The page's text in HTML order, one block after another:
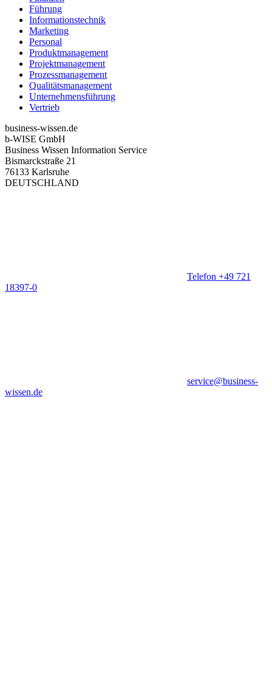
Führung
Informationstechnik
Marketing
Personal
Produktmanagement
Projektmanagement
Prozessmanagement
Qualitätsmanagement
Unternehmensführung
Vertrieb
business-wissen.de
b-WISE GmbH
Business Wissen Information Service
Bismarckstraße 21
76133 Karlsruhe
DEUTSCHLAND
Telefon +49 721
18397-0
service@business-
wissen.de